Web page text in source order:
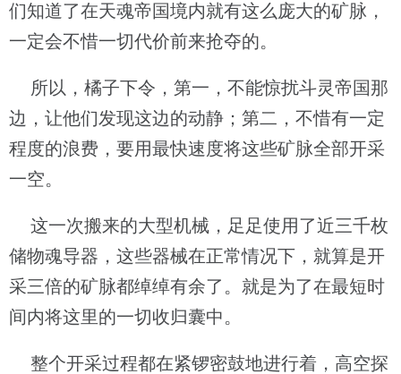
们知道了在天魂帝国境内就有这么庞大的矿脉，
一定会不惜一切代价前来抢夺的。
所以，橘子下令，第一，不能惊扰斗灵帝国那
边，让他们发现这边的动静；第二，不惜有一定
程度的浪费，要用最快速度将这些矿脉全部开采
一空。
这一次搬来的大型机械，足足使用了近三千枚
储物魂导器，这些器械在正常情况下，就算是开
采三倍的矿脉都绰绰有余了。就是为了在最短时
间内将这里的一切收归囊中。
整个开采过程都在紧锣密鼓地进行着，高空探